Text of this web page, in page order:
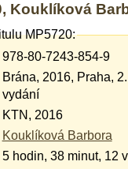
Kouklíková
MP5720:
978-80-7243-854-9
Brána, 2016, Praha,
vydání
KTN, 2016
Kouklíková Barbora
5 hodin, 38 minut, 12